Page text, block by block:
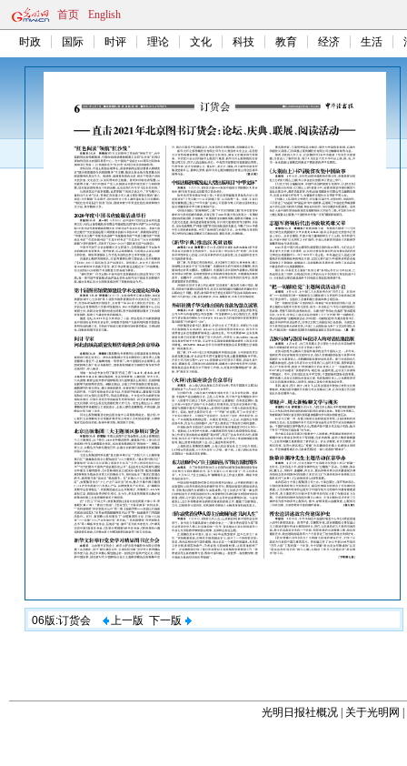
首页 English
时政 国际 时评 理论 文化 科技 教育 经济 生活
06版:订货会 上一版 下一版
光明日报社概况 关于光明网